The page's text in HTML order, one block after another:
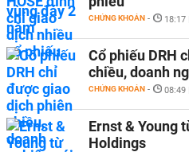
CHỨNG KHOÁN -
Cổ phiếu DRH
chiều, doanh
CHỨNG KHOÁN - 08:49
Ernst & Young
Holdings